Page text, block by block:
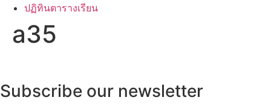
ปฏิทินตารางเรียน
a35
Subscribe our newsletter